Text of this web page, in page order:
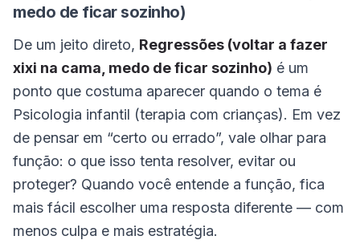
medo de ficar sozinho)
De um jeito direto, Regressões (voltar a fazer
xixi na cama, medo de ficar sozinho) é um
ponto que costuma aparecer quando o tema é
Psicologia infantil (terapia com crianças). Em vez
de pensar em “certo ou errado”, vale olhar para
função: o que isso tenta resolver, evitar ou
proteger? Quando você entende a função, fica
mais fácil escolher uma resposta diferente — com
menos culpa e mais estratégia.